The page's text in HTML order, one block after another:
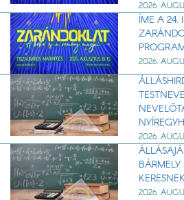
2026.
ÍME A 24.
2026.
2026.
2026.